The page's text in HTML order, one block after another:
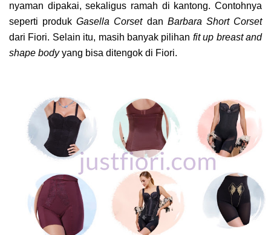
nyaman dipakai, sekaligus ramah di kantong. Contohnya
seperti produkGasella Corsetdan Barbara Short Corset
dari Fiori. Selain itu, masih banyak pilihan fit up breast and
shape bodyyang bisa ditengok di Fiori.